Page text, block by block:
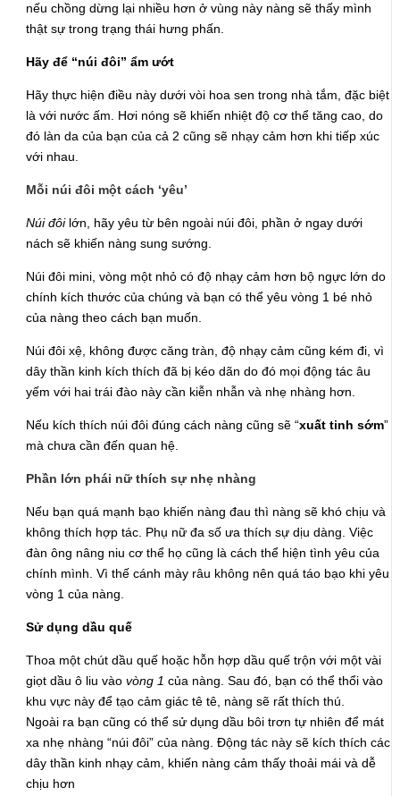
nếu chồng dừng lại nhiều hơn ở vùng này nàng sẽ thấy mình
thật sự trong trạng thái hưng phấn.
Hãy để “núi đôi” ẩm ướt
Hãy thực hiện điều này dưới vòi hoa sen trong nhà tắm, đặc biệt
là với nước ấm. Hơi nóng sẽ khiến nhiệt độ cơ thể tăng cao, do
đó làn da của bạn của cả 2 cũng sẽ nhạy cảm hơn khi tiếp xúc
với nhau.
Mỗi núi đôi một cách ‘yêu’
Núi đôilớn, hãy yêu từ bên ngoài núi đôi, phần ở ngay dưới
nách sẽ khiến nàng sung sướng.
Núi đôi mini, vòng một nhỏ có độ nhạy cảm hơn bộ ngực lớn do
chính kích thước của chúng và bạn có thể yêu vòng 1 bé nhỏ
của nàng theo cách bạn muốn.
Núi đôi xệ, không được căng tràn, độ nhạy cảm cũng kém đi, vì
dây thần kinh kích thích đã bị kéo dãn do đó mọi động tác âu
yếm với hai trái đào này cần kiễn nhẫn và nhẹ nhàng hơn.
Nếu kích thích núi đôi đúng cách nàng cũng sẽ “xuất tinh sớm”
mà chưa cần đến quan hệ.
Phần lớn phái nữ thích sự nhẹ nhàng
Nếu bạn quá mạnh bạo khiến nàng đau thì nàng sẽ khó chịu và
không thích hợp tác. Phụ nữ đa số ưa thích sự dịu dàng. Việc
đàn ông nâng niu cơ thể họ cũng là cách thể hiện tình yêu của
chính mình. Vì thế cánh mày râu không nên quá táo bạo khi yêu
vòng 1 của nàng.
Sử dụng dầu quế
Thoa một chút dầu quế hoặc hỗn hợp dầu quế trộn với một vài
giọt dầu ô liu vàovòng 1 của nàng. Sau đó, bạn có thể thổi vào
khu vực này để tạo cảm giác tê tê, nàng sẽ rất thích thú.
Ngoài ra bạn cũng có thể sử dụng dầu bôi trơn tự nhiên để mát
xa nhẹ nhàng “núi đôi” của nàng. Động tác này sẽ kích thích các
dây thần kinh nhạy cảm, khiến nàng cảm thấy thoải mái và dễ
chịu hơn